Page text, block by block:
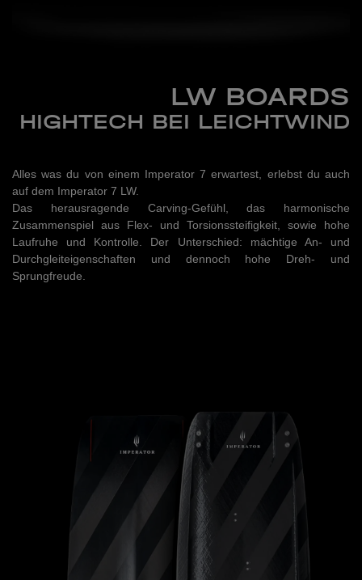
LW BOARDS
HIGHTECH BEI LEICHTWIND
Alles was du von einem Imperator 7 erwartest, erlebst du auch
auf dem Imperator 7 LW.
Das herausragende Carving-Gefühl, das harmonische
Zusammenspiel aus Flex- und Torsionssteifigkeit, sowie hohe
Laufruhe und Kontrolle. Der Unterschied: mächtige An- und
Durchgleiteigenschaften und dennoch hohe Dreh- und
Sprungfreude.